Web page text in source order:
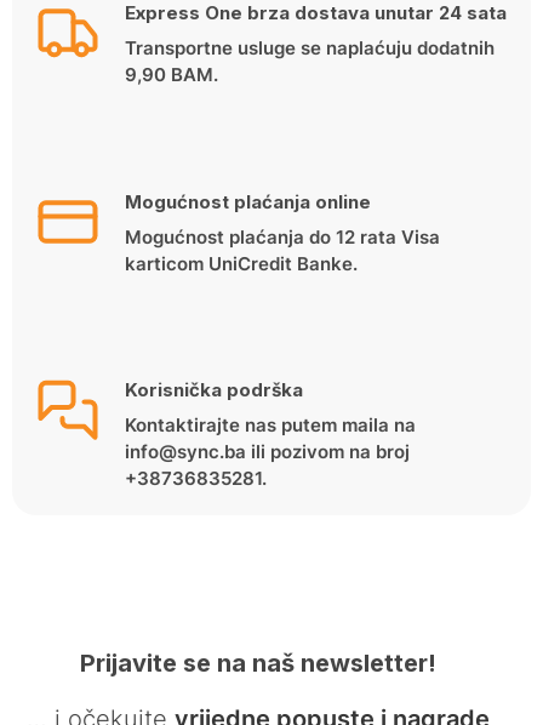
Express One brza dostava unutar 24 sata
Transportne usluge se naplaćuju dodatnih
9,90 BAM.
Mogućnost plaćanja online
Mogućnost plaćanja do 12 rata Visa
karticom UniCredit Banke.
Korisnička podrška
Kontaktirajte nas putem maila na
info@sync.ba ili pozivom na broj
+38736835281.
Prijavite se na naš newsletter!
… i očekujte vrijedne popuste i nagrade